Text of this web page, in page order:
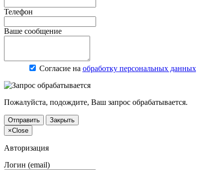
Телефон
Ваше сообщение
Согласие на обработку персональных данных
Пожалуйста, подождите, Ваш запрос обрабатывается.
Отправить
Закрыть
×Close
Авторизация
Логин (email)